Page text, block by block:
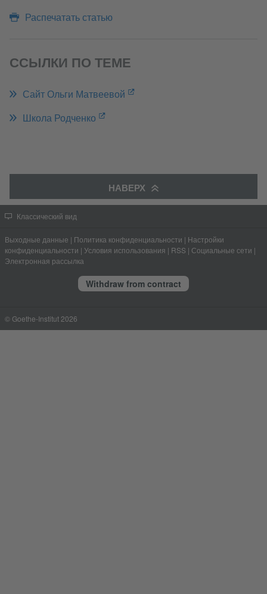
Распечатать статью
ССЫЛКИ ПО ТЕМЕ
Сайт Ольги Матвеевой
Школа Родченко
НАВЕРХ
Классический вид
Выходные данные | Политика конфиденциальности | Настройки
конфиденциальности | Условия использования | RSS | Социальные сети |
Электронная рассылка
Withdraw from contract
© Goethe-Institut 2026